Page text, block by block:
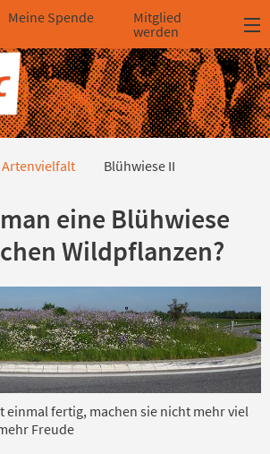
springenspringen
springen
springen
springen
Meine Spende
Mitglied
werden
Artenvielfalt Blühwiese II
eine Blühwiese
Wildpflanzen?
einmal fertig, machen sie nicht mehr viel
Freude